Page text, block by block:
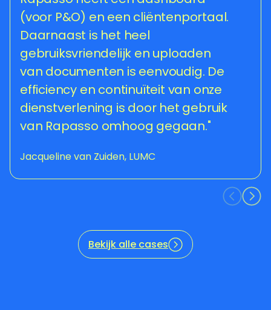
(voor P&O) en een cliëntenportaal.
Daarnaast is het heel
gebruiksvriendelijk en uploaden
van documenten is eenvoudig. De
efficiency en continuïteit van onze
dienstverlening is door het gebruik
van Rapasso omhoog gegaan."
Jacqueline van Zuiden, LUMC
Mark van Roemburg, Werkraad
klant en acties opvolgen wordt
hiermee makkelijk gemaakt. De
samenwerking is prettig en
laagdrempelig en het is fijn om te
merken dat je bij Rapasso geen
nummer bent en dat ze hun
klanten kennen."
Ilse Jansen, The ME project
'nee' gehoord. Rapasso is een erg
waardevolle partner voor ons!"
Ruud Wijbenga, Passus Advies
Bekijk alle cases